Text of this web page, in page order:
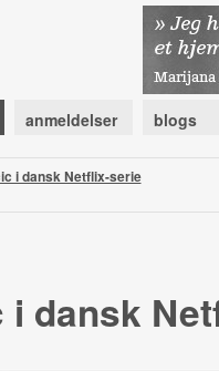
anmeldelser blogs
i dansk Netflix-serie
i dansk